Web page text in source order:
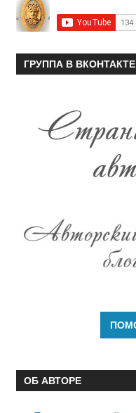
ГРУППА В ВКОНТАКТЕ
ОБ АВТОРЕ